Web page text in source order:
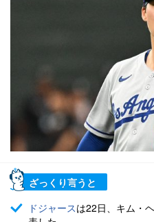
ざっくり言うと
ドジャースは22日、キム・